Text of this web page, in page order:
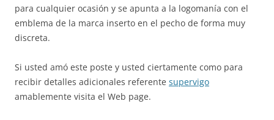
para cualquier ocasión y se apunta a la logomanía con el
emblema de la marca inserto en el pecho de forma muy
discreta.
Si usted amó este poste y usted ciertamente como para
recibir detalles adicionales referente supervigo
amablemente visita el Web page.